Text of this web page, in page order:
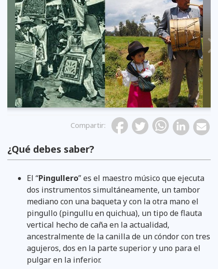
Previous
Compartir:
¿Qué debes saber?
El “Pingullero” es el maestro músico que ejecuta
dos instrumentos simultáneamente, un tambor
mediano con una baqueta y con la otra mano el
pingullo (pingullu en quichua), un tipo de flauta
vertical hecho de caña en la actualidad,
ancestralmente de la canilla de un cóndor con tres
agujeros, dos en la parte superior y uno para el
pulgar en la inferior.